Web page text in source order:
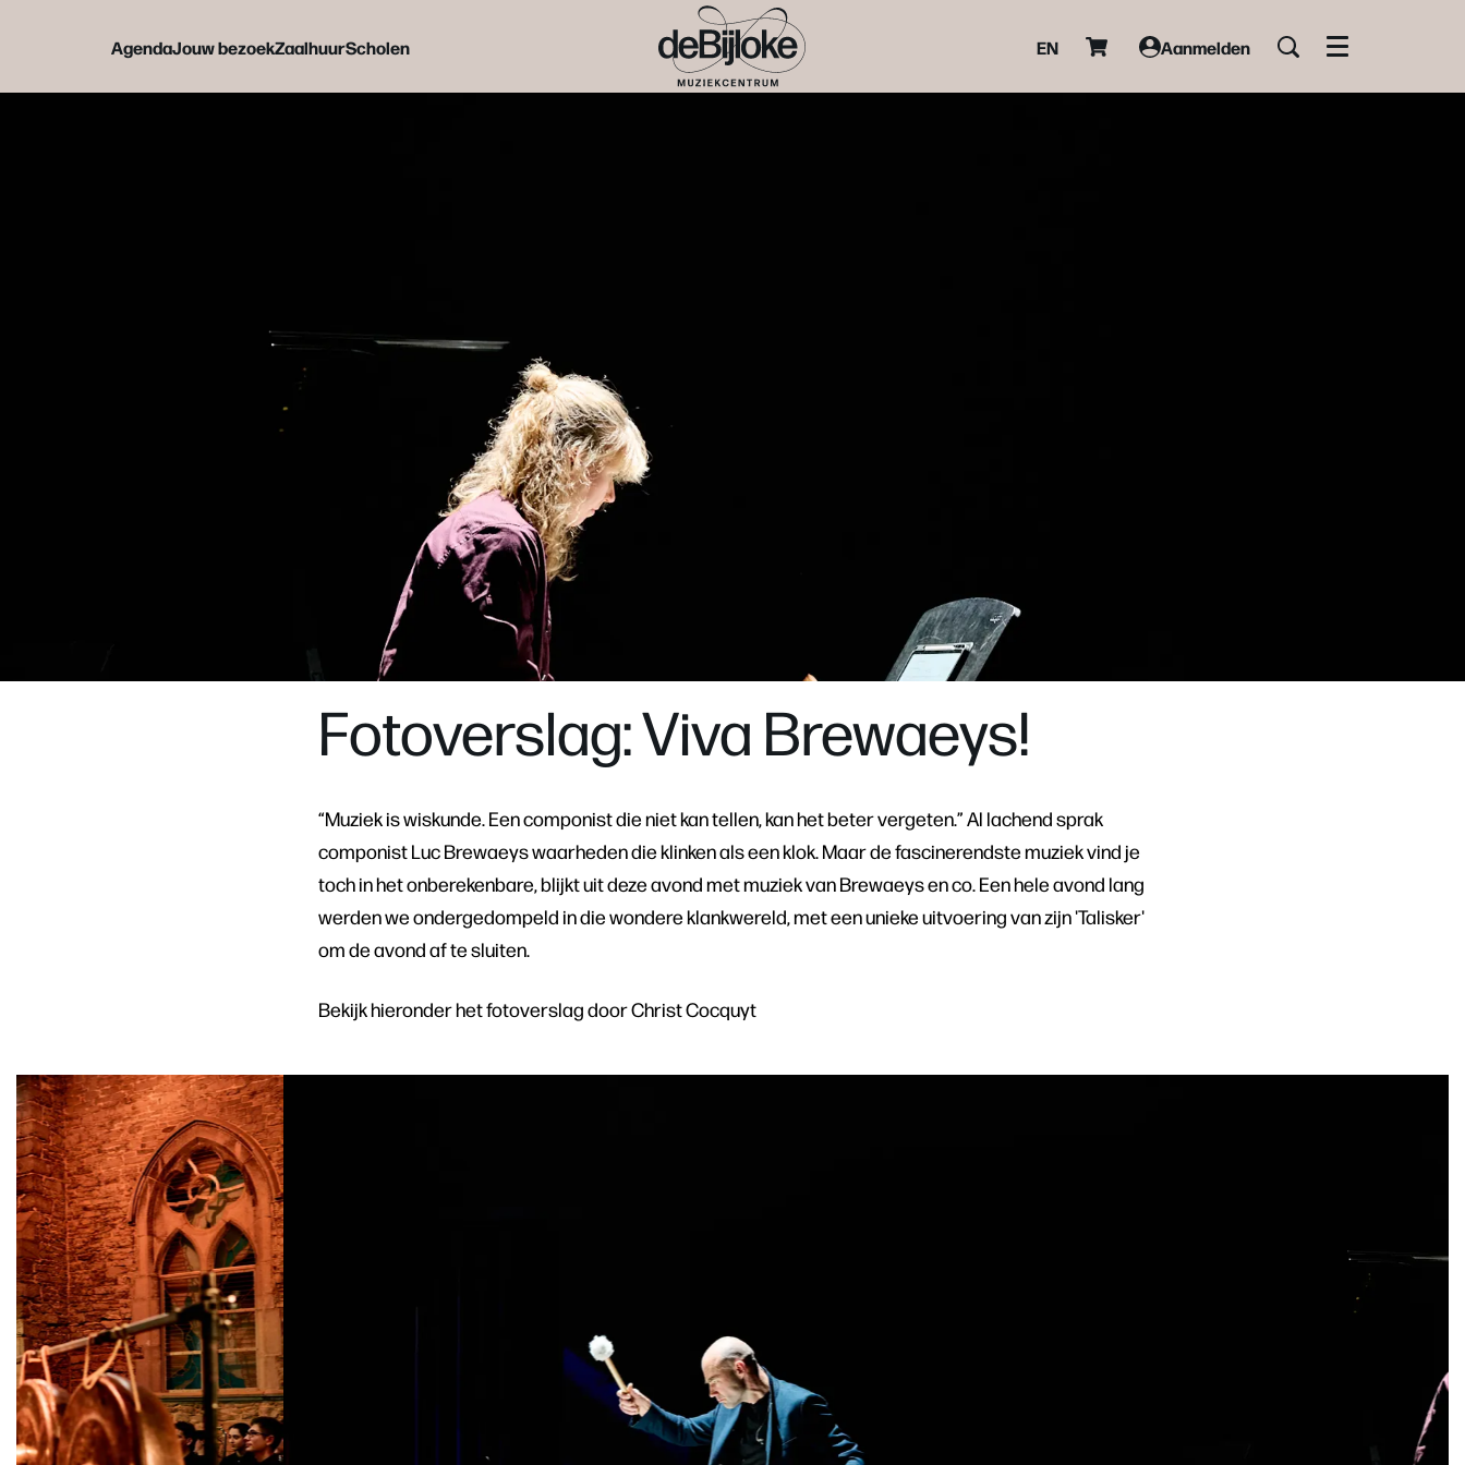
AgendaJouw bezoekZaalhuurScholen EN Aanmelden Menu
Fotoverslag: Viva Brewaeys!
“Muziek is wiskunde. Een componist die niet kan tellen, kan het beter vergeten.” Al lachend sprak
componist Luc Brewaeys waarheden die klinken als een klok. Maar de fascinerendste muziek vind je
toch in het onberekenbare, blijkt uit deze avond met muziek van Brewaeys en co. Een hele avond lang
werden we ondergedompeld in die wondere klankwereld, met een unieke uitvoering van zijn 'Talisker'
om de avond af te sluiten.
Bekijk hieronder het fotoverslag door Christ Cocquyt
Overslaan